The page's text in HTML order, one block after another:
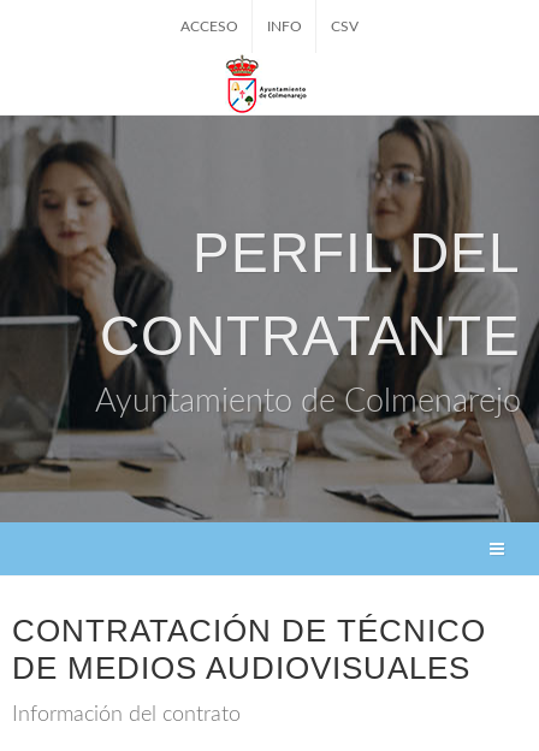
ACCESO INFO CSV
PERFIL DEL
CONTRATANTE
Ayuntamiento de Colmenarejo
CONTRATACIÓN DE TÉCNICO
DE MEDIOS AUDIOVISUALES
Información del contrato